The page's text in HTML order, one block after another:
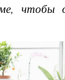
чтобы